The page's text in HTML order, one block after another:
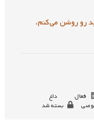
رو روشن می‌کنم،
فعال
داغ
بسته شد